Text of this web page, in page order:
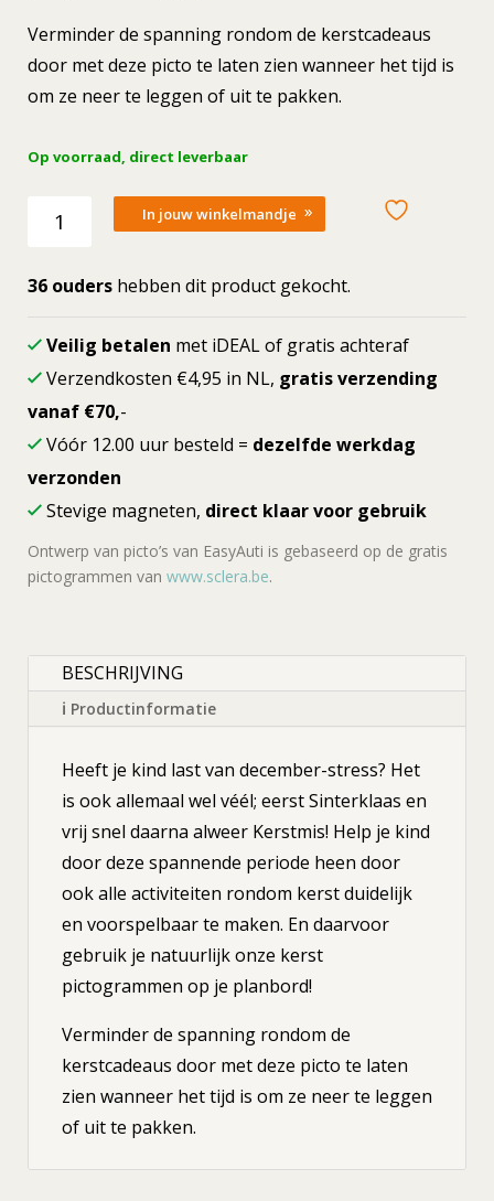
Verminder de spanning rondom de kerstcadeaus
door met deze picto te laten zien wanneer het tijd is
om ze neer te leggen of uit te pakken.
Op voorraad, direct leverbaar
picto
aantal
In jouw winkelmandje
36 ouders hebben dit product gekocht.
Veilig betalen met iDEAL of gratis achteraf
Verzendkosten €4,95 in NL, gratis verzending
vanaf €70,-
Vóór 12.00 uur besteld = dezelfde werkdag
verzonden
Stevige magneten, direct klaar voor gebruik
Ontwerp van picto’s van EasyAuti is gebaseerd op de gratis
pictogrammen van www.sclera.be.
BESCHRIJVING
ℹ Productinformatie
Heeft je kind last van december-stress? Het
is ook allemaal wel véél; eerst Sinterklaas en
vrij snel daarna alweer Kerstmis! Help je kind
door deze spannende periode heen door
ook alle activiteiten rondom kerst duidelijk
en voorspelbaar te maken. En daarvoor
gebruik je natuurlijk onze kerst
pictogrammen op je planbord!
Verminder de spanning rondom de
kerstcadeaus door met deze picto te laten
zien wanneer het tijd is om ze neer te leggen
of uit te pakken.